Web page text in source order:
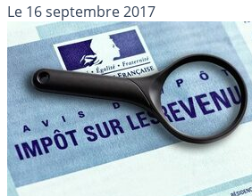
Passée cette date, plus aucune
accordée.
Le 16 septembre 2017